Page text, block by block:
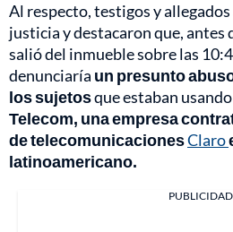
Al respecto, testigos y
justicia y destacaron que, antes
salió del inmueble sobre las
denunciaría un presunto
los sujetosque estaban
Telecom, una empresa
de telecomunicacionesClaro
latinoamericano.
PUBLICIDAD